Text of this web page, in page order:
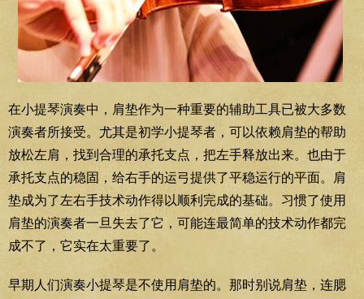
在小提琴演奏中，肩垫作为一种重要的辅助工具已被大多数
演奏者所接受。尤其是初学小提琴者，可以依赖肩垫的帮助
放松左肩，找到合理的承托支点，把左手释放出来。也由于
承托支点的稳固，给右手的运弓提供了平稳运行的平面。肩
垫成为了左右手技术动作得以顺利完成的基础。习惯了使用
肩垫的演奏者一旦失去了它，可能连最简单的技术动作都完
成不了，它实在太重要了。
早期人们演奏小提琴是不使用肩垫的。那时别说肩垫，连腮